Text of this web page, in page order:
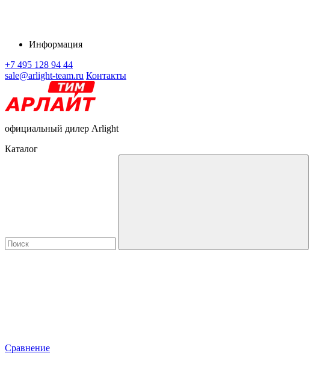
Информация
+7 495 128 94 44
sale@arlight-team.ru Контакты
официальный дилер Arlight
Каталог
Сравнение